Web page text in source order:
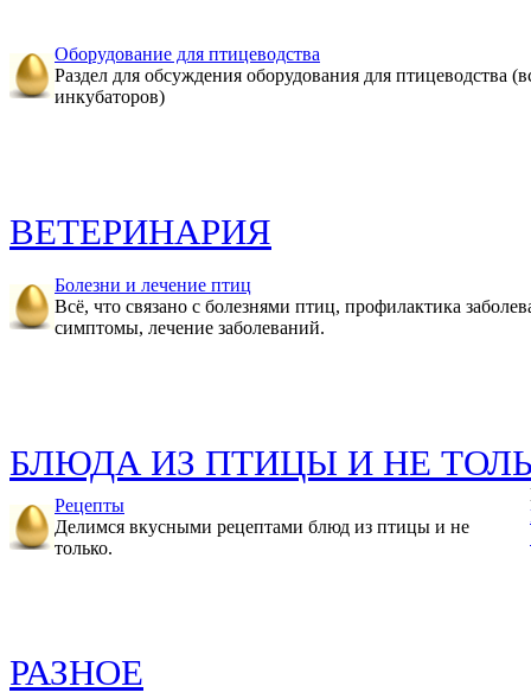
Оборудование для птицеводства
Раздел для обсуждения оборудования для птицеводства
инкубаторов)
ВЕТЕРИНАРИЯ
Болезни и лечение птиц
Всё, что связано с болезнями птиц, профилактика
симптомы, лечение заболеваний.
БЛЮДА ИЗ ПТИЦЫ И НЕ
Рецепты
Делимся вкусными рецептами блюд из птицы и не
только.
РАЗНОЕ